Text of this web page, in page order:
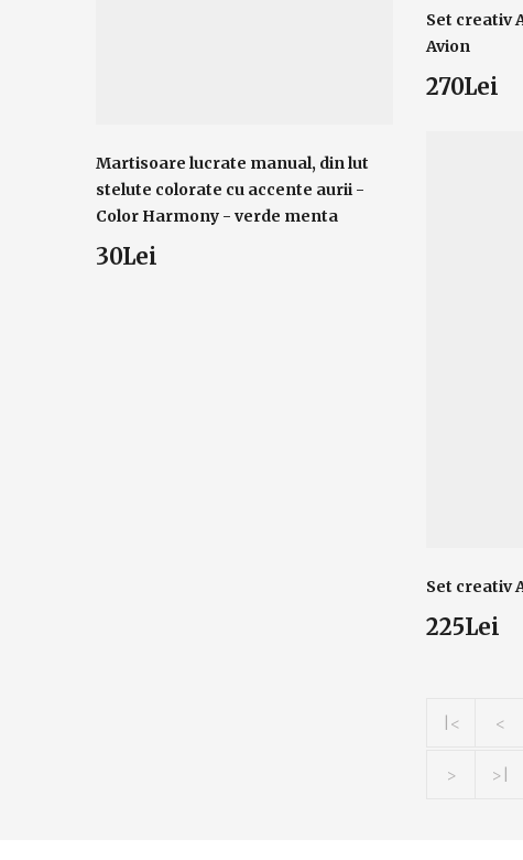
Martisoare lucrate manual, din lut
stelute colorate cu accente aurii -
Color Harmony - verde menta
30Lei
Set creativ
Avion
270Lei
Set creativ
225Lei
|< <
> >|